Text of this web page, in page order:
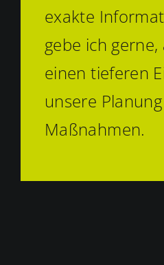
exakte
gebe ich
einen tieferen
unsere
Maßnahmen.